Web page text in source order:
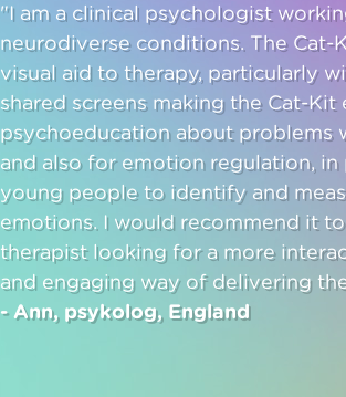
"I am a clinical psychologist
neurodiverse conditions. The
visual aid to therapy, particularly
shared screens making the Cat-
psychoeducation about problems
and also for emotion regulation,
young people to identify and
emotions. I would recommend it
therapist looking for a more
and engaging way of delivering
- Ann, psykolog, England